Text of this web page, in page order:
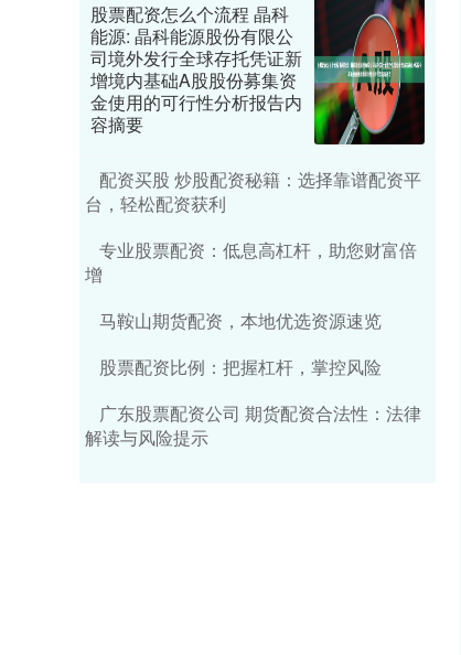
股票配资怎么个流程 晶科
能源: 晶科能源股份有限公
司境外发行全球存托凭证新
增境内基础A股股份募集资
金使用的可行性分析报告内
容摘要
配资买股 炒股配资秘籍：选择靠谱配资平
台，轻松配资获利
专业股票配资：低息高杠杆，助您财富倍
增
马鞍山期货配资，本地优选资源速览
股票配资比例：把握杠杆，掌控风险
广东股票配资公司 期货配资合法性：法律
解读与风险提示